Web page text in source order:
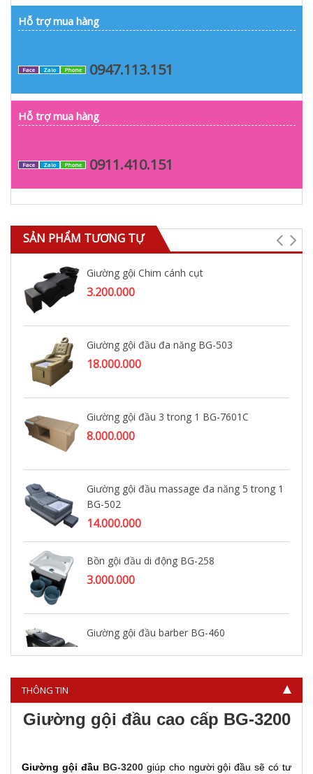
Hỗ trợ mua hàng
Face Zalo Phone 0947.113.151
Hỗ trợ mua hàng
Face Zalo Phone 0911.410.151
SẢN PHẨM TƯƠNG TỰ
Giường gội Chim cánh cụt
3.200.000
Giường gội đầu đa năng BG-503
18.000.000
Giường gội đầu 3 trong 1 BG-7601C
8.000.000
Giường gội đầu massage đa năng 5 trong 1
BG-502
14.000.000
Bồn gội đầu di động BG-258
3.000.000
Giường gội đầu barber BG-460
3.800.000
THÔNG TIN
Giường gội đầu cao cấp BG-3200
Giường gội đầu BG-3200 giúp cho người gội đầu sẽ có tư